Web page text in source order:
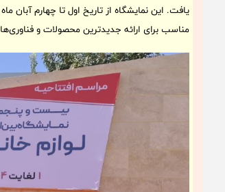
مناسب برای ارائه جدیدترین محصولات و